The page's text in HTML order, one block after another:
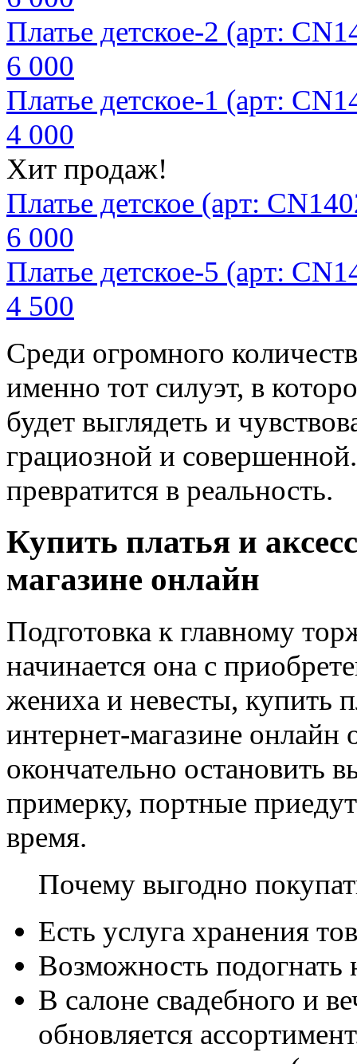
Платье детское-2 (арт:
6 000
Платье детское-1 (арт:
4 000
Хит продаж!
Платье детское (арт:
6 000
Платье детское-5 (арт:
4 500
Среди огромного
именно тот силуэт, в
будет выглядеть и
грациозной и
превратится в реальность.
Купить платья и
магазине онлайн
Подготовка к главному
начинается она с
жениха и невесты, купить
интернет-магазине онлайн
окончательно остановить
примерку, портные
время.
Почему выгодно
Есть услуга хранения
Возможность подогнать
В салоне свадебного и
обновляется